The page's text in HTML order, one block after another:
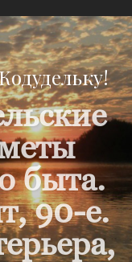
быта.
90-е.